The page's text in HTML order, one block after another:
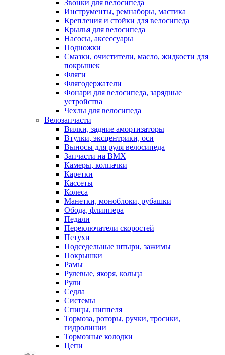
Звонки для велосипеда
Инструменты, ремнаборы, мастика
Крепления и стойки для велосипеда
Крылья для велосипеда
Насосы, аксессуары
Подножки
Смазки, очистители, масло, жидкости для
покрышек
Фляги
Флягодержатели
Фонари для велосипеда, зарядные
устройства
Чехлы для велосипеда
Велозапчасти
Вилки, задние амортизаторы
Втулки, эксцентрики, оси
Выносы для руля велосипеда
Запчасти на BMX
Камеры, колпачки
Каретки
Кассеты
Колеса
Манетки, моноблоки, рубашки
Обода, флиппера
Педали
Переключатели скоростей
Петухи
Подседельные штыри, зажимы
Покрышки
Рамы
Рулевые, якоря, кольца
Рули
Седла
Системы
Спицы, ниппеля
Тормоза, роторы, ручки, тросики,
гидролинии
Тормозные колодки
Цепи